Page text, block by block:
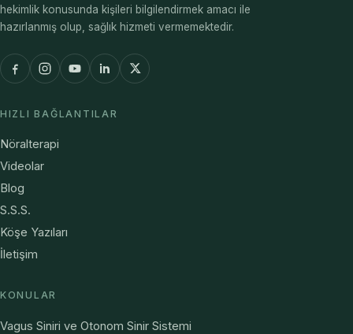
hekimlik konusunda kişileri bilgilendirmek amacı ile
hazırlanmış olup, sağlık hizmeti vermemektedir.
HIZLI BAĞLANTILAR
Nöralterapi
Videolar
Blog
S.S.S.
Köşe Yazıları
İletişim
KONULAR
Vagus Siniri ve Otonom Sinir Sistemi